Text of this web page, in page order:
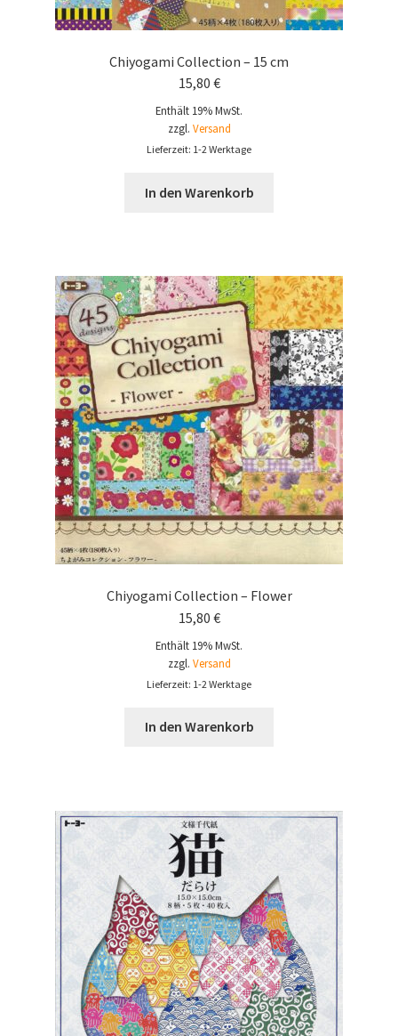
Chiyogami Collection – 15 cm
15,80 €
Enthält 19% MwSt.
zzgl. Versand
Lieferzeit: 1-2 Werktage
In den Warenkorb
Chiyogami Collection – Flower
15,80 €
Enthält 19% MwSt.
zzgl. Versand
Lieferzeit: 1-2 Werktage
In den Warenkorb